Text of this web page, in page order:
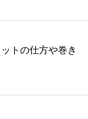
トの仕方や巻き